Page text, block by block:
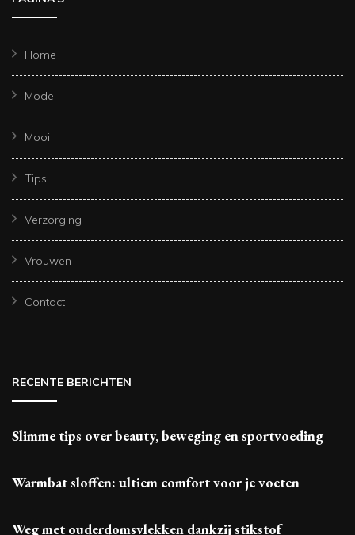
Home
Mode
Mooi
Tips
Verzorging
Vrouwen
Contact
RECENTE BERICHTEN
Slimme tips over beauty, beweging en sportvoeding
Warmbat sloffen: ultiem comfort voor je voeten
Weg met ouderdomsvlekken dankzij stikstof